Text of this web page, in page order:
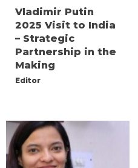
Vladimir Putin
2025 Visit to India
– Strategic
Partnership in the
Making
Editor